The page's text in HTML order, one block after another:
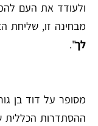
ולעודד את העם
מבחינה זו, שליחת
לך".
מסופר על דוד בן
ההסתדרות